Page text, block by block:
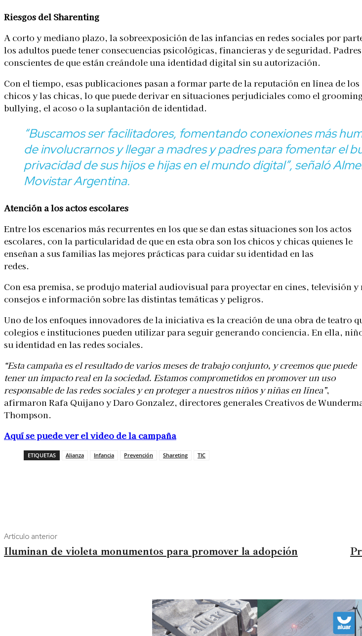
Riesgos del Sharenting
A corto y mediano plazo, la sobreexposición de las infancias en redes sociales por
los adultos puede tener consecuencias psicológicas, financieras y de seguridad.
conscientes de que están creándole una identidad digital sin su autorización.
Con el tiempo, esas publicaciones pasan a formar parte de la reputación en línea de los
chicos y las chicas, lo que puede derivar en situaciones perjudiciales como el
bullying, el acoso o la suplantación de identidad.
“Buscamos ser facilitadores, fomentando conexiones más
de involucrarnos y llegar a madres y padres para fomentar el
privacidad de sus hijos e hijas en elmundo digital”, señaló
Movistar Argentina.
Atención a los actos escolares
Entre los escenarios más recurrentes en los que se dan estas situaciones son los actos
escolares, con la particularidad de que en esta obra son los chicos y chicas quienes le
enseñan a sus familias las mejores prácticas para cuidar su identidad en las
redes.
Con esa premisa, se produjo material audiovisual para proyectar en cines, televisión
consejos e información sobre las distintas temáticas y peligros.
Uno de los enfoques innovadores de la iniciativa es la creación de una obra de teatro
colegios e instituciones pueden utilizar para seguir generando conciencia. En ella,
su identidad en las redes sociales.
“Esta campaña es el resultado de varios meses de trabajo conjunto, y creemos que puede
tener un impacto real en la sociedad. Estamos comprometidos en promover un uso
responsable de las redes sociales y en proteger a nuestros niños y niñas en línea”,
afirmaron Rafa Quijano y Daro Gonzalez, directores generales Creativos de
Thompson.
Aquí se puede ver el video de la campaña
ETIQUETAS Alianza Infancia Prevención Shareting TIC
Artículo anterior
Iluminan de violeta monumentos para promover la adopción